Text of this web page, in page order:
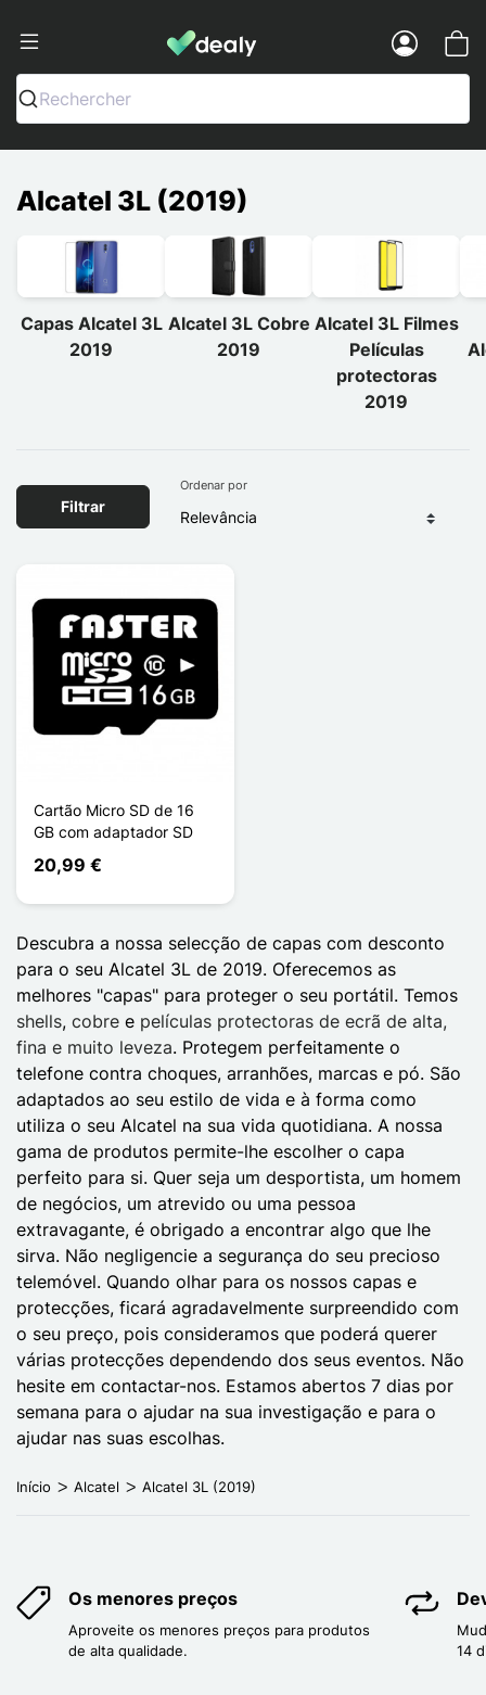
Dealy - Capas e acessórios para
Rechercher
Alcatel 3L (2019)
Capas Alcatel 3L
2019
Alcatel 3L Cobre
2019
Alcatel 3L Filmes
Películas
protectoras
2019
Filtrar
Ordenar por
Cartão Micro SD de 16
GB com adaptador SD
20,99 €
Descubra a nossa selecção de capas com desconto
para o seu Alcatel 3L de 2019. Oferecemos as
melhores "capas" para proteger o seu portátil. Temos
shells, cobre e películas protectoras de ecrã de alta,
fina e muito leveza. Protegem perfeitamente o
telefone contra choques, arranhões, marcas e pó. São
adaptados ao seu estilo de vida e à forma como
utiliza o seu Alcatel na sua vida quotidiana. A nossa
gama de produtos permite-lhe escolher o capa
perfeito para si. Quer seja um desportista, um homem
de negócios, um atrevido ou uma pessoa
extravagante, é obrigado a encontrar algo que lhe
sirva. Não negligencie a segurança do seu precioso
telemóvel. Quando olhar para os nossos capas e
protecções, ficará agradavelmente surpreendido com
o seu preço, pois consideramos que poderá querer
várias protecções dependendo dos seus eventos. Não
hesite em contactar-nos. Estamos abertos 7 dias por
semana para o ajudar na sua investigação e para o
ajudar nas suas escolhas.
Início Alcatel Alcatel 3L (2019)
Os menores preços
Aproveite os menores preços para produtos
de alta qualidade.
14